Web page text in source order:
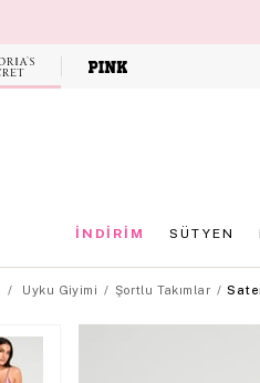
Victoria's
Secret
İNDİRİM SÜTYEN
Uyku Giyimi Şortlu Takımlar